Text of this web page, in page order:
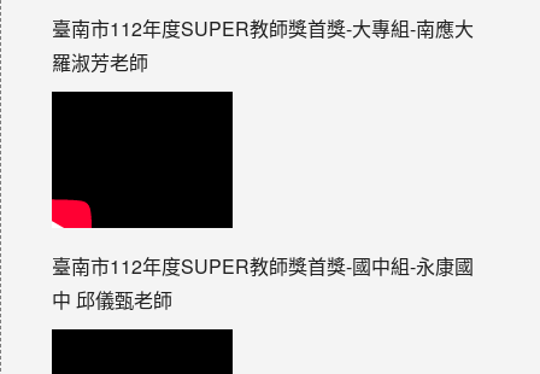
臺南市112年度SUPER教師獎首獎-大專組-南應大
羅淑芳老師
臺南市112年度SUPER教師獎首獎-國中組-永康國
中 邱儀甄老師